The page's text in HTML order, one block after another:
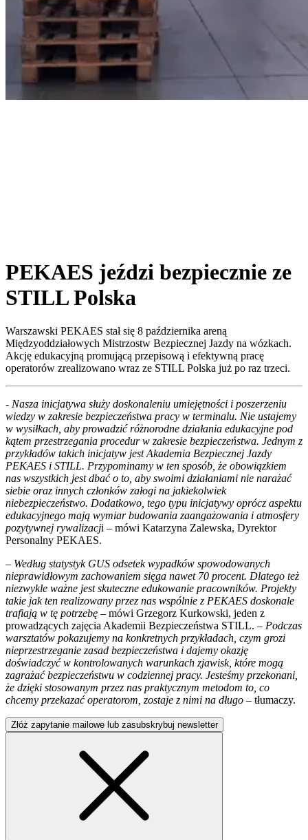
PEKAES jeździ bezpiecznie ze
STILL Polska
Warszawski PEKAES stał się 8 października areną
Międzyoddziałowych Mistrzostw Bezpiecznej Jazdy na wózkach.
Akcję edukacyjną promującą przepisową i efektywną pracę
operatorów zrealizowano wraz ze STILL Polska już po raz trzeci.
- Nasza inicjatywa służy doskonaleniu umiejętności i poszerzeniu
wiedzy w zakresie bezpieczeństwa pracy w terminalu. Nie ustajemy
w wysiłkach, aby prowadzić różnorodne działania edukacyjne pod
kątem przestrzegania procedur w zakresie bezpieczeństwa. Jednym z
przykładów takich inicjatyw jest Akademia Bezpiecznej Jazdy
PEKAES i STILL. Przypominamy w ten sposób, że obowiązkiem
nas wszystkich jest dbać o to, aby swoimi działaniami nie narażać
siebie oraz innych członków załogi na jakiekolwiek
niebezpieczeństwo. Dodatkowo, tego typu inicjatywy oprócz aspektu
edukacyjnego mają wymiar budowania zaangażowania i atmosfery
pozytywnej rywalizacji – mówi Katarzyna Zalewska, Dyrektor
Personalny PEKAES.
– Według statystyk GUS odsetek wypadków spowodowanych
nieprawidłowym zachowaniem sięga nawet 70 procent. Dlatego też
niezwykle ważne jest skuteczne edukowanie pracowników. Projekty
takie jak ten realizowany przez nas wspólnie z PEKAES doskonale
trafiają w tę potrzebę – mówi Grzegorz Kurkowski, jeden z
prowadzących zajęcia Akademii Bezpieczeństwa STILL. – Podczas
warsztatów pokazujemy na konkretnych przykładach, czym grozi
nieprzestrzeganie zasad bezpieczeństwa i dajemy okazję
doświadczyć w kontrolowanych warunkach zjawisk, które mogą
zagrażać bezpieczeństwu w codziennej pracy. Jesteśmy przekonani,
że dzięki stosowanym przez nas praktycznym metodom to, co
chcemy przekazać operatorom, zostaje z nimi na długo – tłumaczy.
Złóż zapytanie mailowe lub zasubskrybuj newsletter